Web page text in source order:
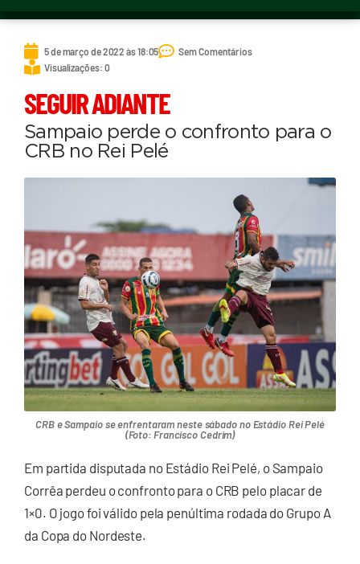
5 de março de 2022 às 18:05
Sem Comentários
Visualizações: 0
SEGUIR ADIANTE
Sampaio perde o confronto para o
CRB no Rei Pelé
CRB e Sampaio se enfrentaram neste sábado no Estádio Rei Pelé
(Foto: Francisco Cedrim)
Em partida disputada no Estádio Rei Pelé, o Sampaio
Corrêa perdeu o confronto para o CRB pelo placar de
1×0. O jogo foi válido pela penúltima rodada do Grupo A
da Copa do Nordeste.